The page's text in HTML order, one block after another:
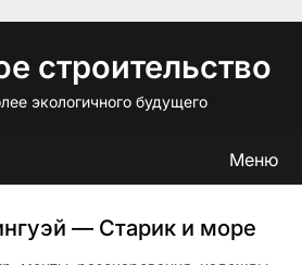
строительство
экологичного будущего
Меню
— Старик и море